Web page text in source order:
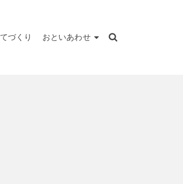
てづくり おといあわせ